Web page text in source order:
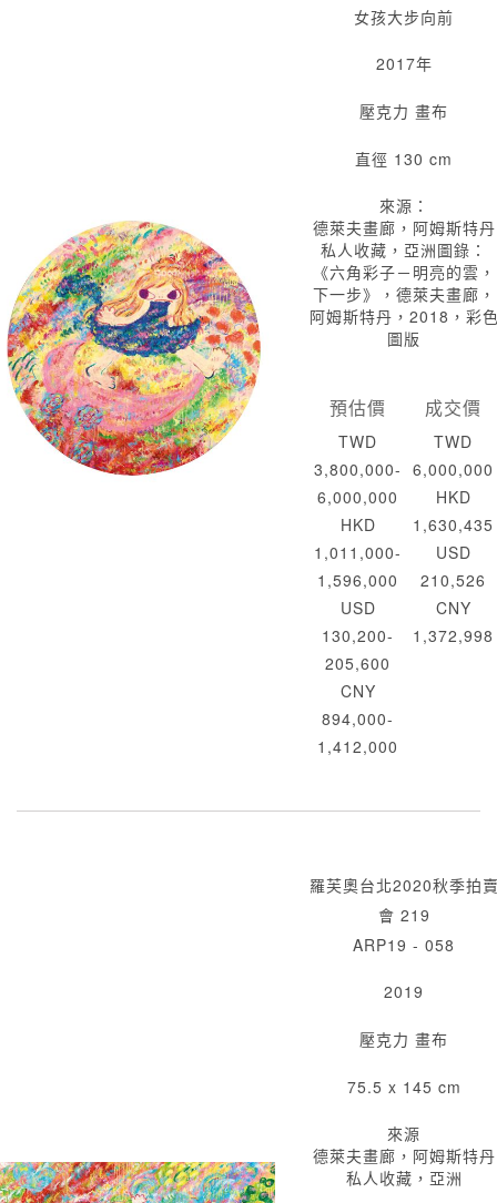
女孩大步向前
2017年
壓克力 畫布
直徑 130 cm
來源：
德萊夫畫廊，阿姆斯特丹
私人收藏，亞洲圖錄：
《六角彩子－明亮的雲，
下一步》，德萊夫畫廊，
阿姆斯特丹，2018，彩
圖版
預估價
TWD
3,800,000-
6,000,000
HKD
1,011,000-
1,596,000
USD
130,200-
205,600
CNY
894,000-
1,412,000
成交價
TWD
6,000,000
HKD
1,630,435
USD
210,526
CNY
1,372,998
羅芙奧台北2020秋季拍
會 219
ARP19 - 058
2019
壓克力 畫布
75.5 x 145 cm
來源
德萊夫畫廊，阿姆斯特丹
私人收藏，亞洲